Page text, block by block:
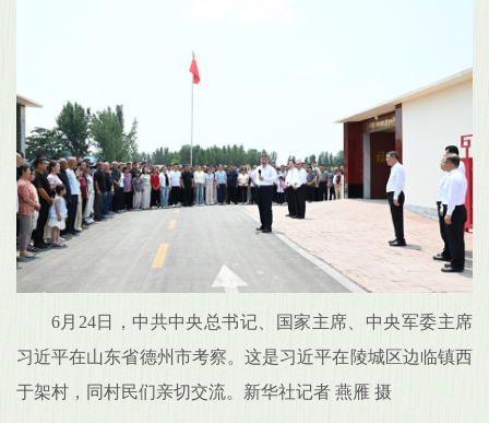
6月24日，中共中央总书记、国家主席、中央军委主席
习近平在山东省德州市考察。这是习近平在陵城区边临镇西
于架村，同村民们亲切交流。新华社记者 燕雁 摄